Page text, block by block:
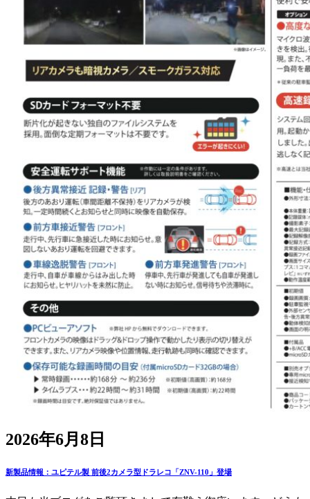
2026年6月8日
新製品情報：ユピテル製 前後2カメラ型ドラレコ「ZNV-110」登場